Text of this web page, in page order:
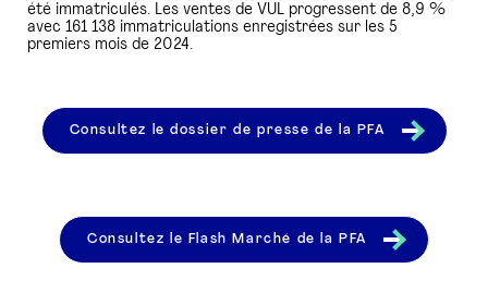
été immatriculés. Les ventes de VUL progressent de 8,9 %
avec 161 138 immatriculations enregistrées sur les 5
premiers mois de 2024.
Consultez le dossier de presse de la PFA
Consultez le Flash Marché de la PFA